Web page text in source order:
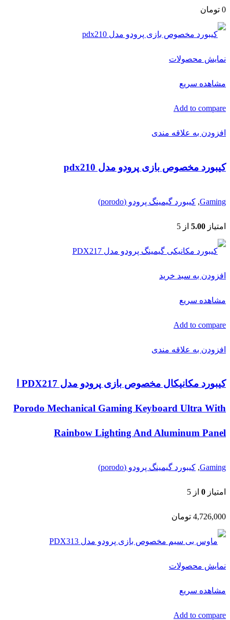
0 تومان
نمایش محصولات
مشاهده سریع
Add to compare
افزودن به علاقه مندی
کیبورد مخصوص بازی پرودو مدل pdx210
Gaming
, کیبورد گیمینگ پرودو (porodo)
امتیاز 5.00 از 5
افزودن به سبد خرید
مشاهده سریع
Add to compare
افزودن به علاقه مندی
Porodo Mechanical Gaming Keyboard Ultra With
Rainbow Lighting And Aluminum Panel
Gaming
, کیبورد گیمینگ پرودو (porodo)
امتیاز 0 از 5
4,726,000 تومان
نمایش محصولات
مشاهده سریع
Add to compare